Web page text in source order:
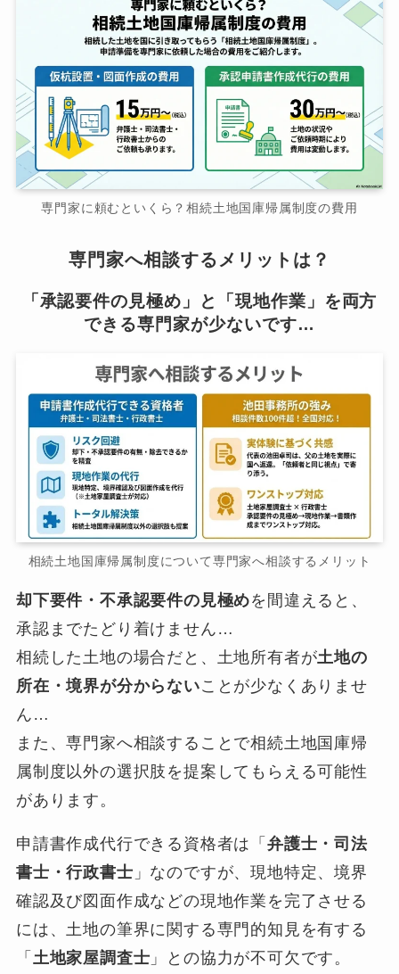
専門家に頼むといくら？相続土地国庫帰属制度の費用
専門家へ相談するメリットは？
「承認要件の見極め」と「現地作業」を両方
できる専門家が少ないです…
相続土地国庫帰属制度について専門家へ相談するメリット
却下要件・不承認要件の見極めを間違えると、
承認までたどり着けません…
相続した土地の場合だと、土地所有者が土地の
所在・境界が分からないことが少なくありませ
ん…
また、専門家へ相談することで相続土地国庫帰
属制度以外の選択肢を提案してもらえる可能性
があります。
申請書作成代行できる資格者は「弁護士・司法
書士・行政書士 」なのですが、現地特定、境界
確認及び図面作成などの現地作業を完了させる
には、土地の筆界に関する専門的知見を有する
「 土地家屋調査士 」との協力が不可欠です。